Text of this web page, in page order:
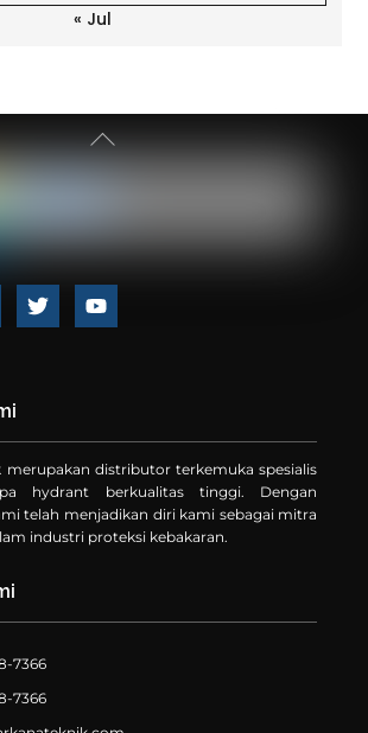
« Jul
Back
To
Icon
Icon
merupakan distributor terkemuka spesialis
hydrant berkualitas tinggi. Dengan
telah menjadikan diri kami sebagai mitra
industri proteksi kebakaran.
7366
7366